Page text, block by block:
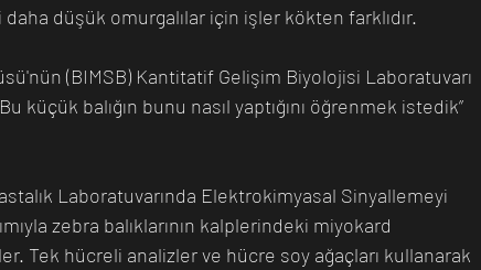
daha düşük omurgalılar için işler kökten farklıdır.
(BIMSB) Kantitatif Gelişim Biyolojisi Laboratuvarı
küçük balığın bunu nasıl yaptığını öğrenmek istedik”
Laboratuvarında Elektrokimyasal Sinyallemeyi
zebra balıklarının kalplerindeki miyokard
Tek hücreli analizler ve hücre soy ağaçları kullanarak